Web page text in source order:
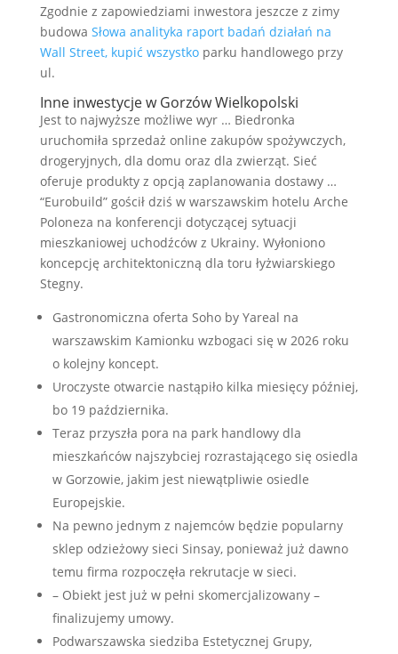
Zgodnie z zapowiedziami inwestora jeszcze z zimy
budowa Słowa analityka raport badań działań na
Wall Street, kupić wszystkoparku handlowego przy
ul.
Inne inwestycje w Gorzów Wielkopolski
Jest to najwyższe możliwe wyr … Biedronka
uruchomiła sprzedaż online zakupów spożywczych,
drogeryjnych, dla domu oraz dla zwierząt. Sieć
oferuje produkty z opcją zaplanowania dostawy …
“Eurobuild” gościł dziś w warszawskim hotelu Arche
Poloneza na konferencji dotyczącej sytuacji
mieszkaniowej uchodźców z Ukrainy. Wyłoniono
koncepcję architektoniczną dla toru łyżwiarskiego
Stegny.
Gastronomiczna oferta Soho by Yareal na
warszawskim Kamionku wzbogaci się w 2026 roku
o kolejny koncept.
Uroczyste otwarcie nastąpiło kilka miesięcy później,
bo 19 października.
Teraz przyszła pora na park handlowy dla
mieszkańców najszybciej rozrastającego się osiedla
w Gorzowie, jakim jest niewątpliwie osiedle
Europejskie.
Na pewno jednym z najemców będzie popularny
sklep odzieżowy sieci Sinsay, ponieważ już dawno
temu firma rozpoczęła rekrutacje w sieci.
– Obiekt jest już w pełni skomercjalizowany –
finalizujemy umowy.
Podwarszawska siedziba Estetycznej Grupy,